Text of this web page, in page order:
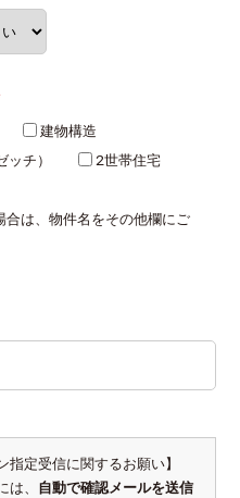
建物構造
ッチ）
2世帯住宅
は、物件名をその他欄にご
指定受信に関するお願い】
は、 自動で確認メールを送信